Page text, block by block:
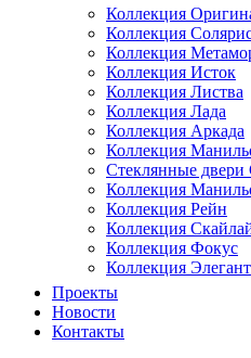
Коллекция
Коллекция
Коллекция
Коллекция Исток
Коллекция Листва
Коллекция Лада
Коллекция Аркада
Коллекция
Стеклянные двери
Коллекция
Коллекция Рейн
Коллекция
Коллекция Фокус
Коллекция Элегант
Проекты
Новости
Контакты